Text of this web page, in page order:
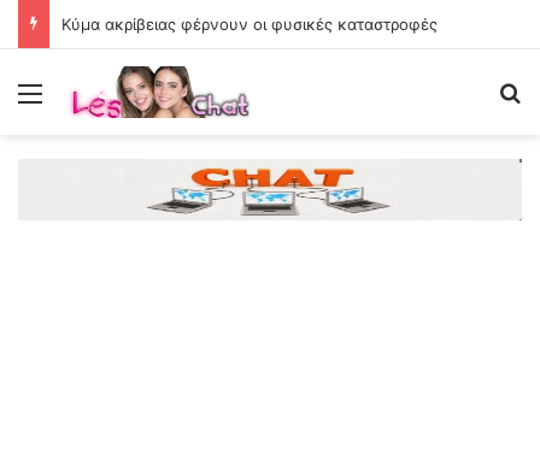
Κύμα ακρίβειας φέρνουν οι φυσικές καταστροφές
Menu